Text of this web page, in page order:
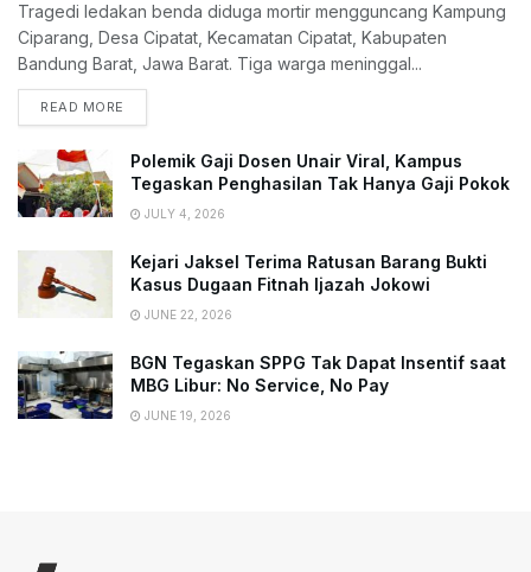
Tragedi ledakan benda diduga mortir mengguncang Kampung
Ciparang, Desa Cipatat, Kecamatan Cipatat, Kabupaten
Bandung Barat, Jawa Barat. Tiga warga meninggal...
READ MORE
Polemik Gaji Dosen Unair Viral, Kampus
Tegaskan Penghasilan Tak Hanya Gaji Pokok
JULY 4, 2026
Kejari Jaksel Terima Ratusan Barang Bukti
Kasus Dugaan Fitnah Ijazah Jokowi
JUNE 22, 2026
BGN Tegaskan SPPG Tak Dapat Insentif saat
MBG Libur: No Service, No Pay
JUNE 19, 2026